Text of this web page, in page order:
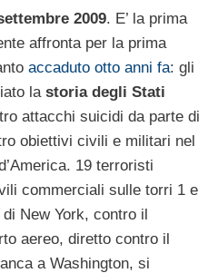
2009. E’ la prima
affronta per la prima
accaduto otto anni fa: gli
la storia degli Stati
attacchi suicidi da parte di
obiettivi civili e militari nel
19 terroristi
commerciali sulle torri 1 e
New York, contro il
aereo, diretto contro il
a Washington, si